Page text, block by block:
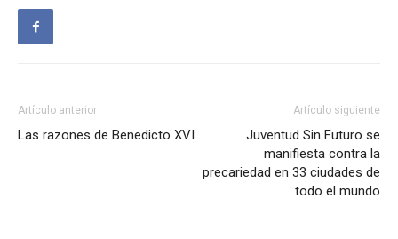
Artículo anterior
Las razones de Benedicto XVI
Artículo siguiente
Juventud Sin Futuro se
manifiesta contra la
precariedad en 33 ciudades de
todo el mundo